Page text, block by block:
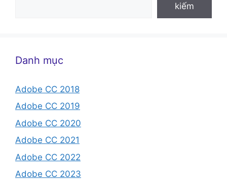
kiếm
Danh mục
Adobe CC 2018
Adobe CC 2019
Adobe CC 2020
Adobe CC 2021
Adobe CC 2022
Adobe CC 2023